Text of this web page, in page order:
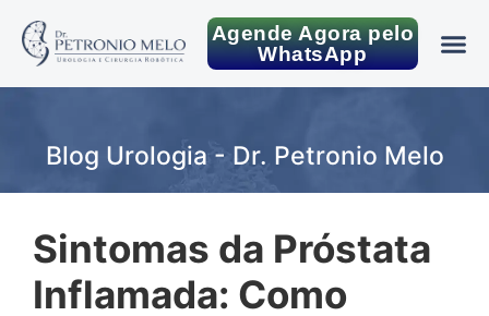
Agende Agora pelo
WhatsApp
Blog Urologia - Dr. Petronio Melo
Sintomas da Próstata
Inflamada: Como